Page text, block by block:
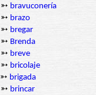
➳ bravuconería
➳ brazo
➳ bregar
➳ Brenda
➳ breve
➳ bricolaje
➳ brigada
➳ brincar